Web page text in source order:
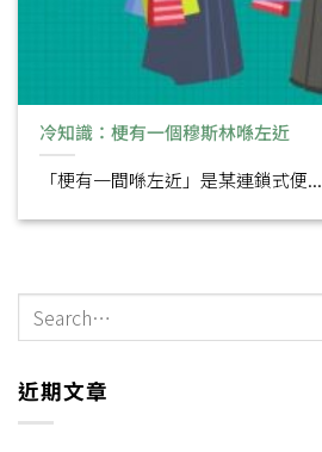
冷知識：梗有一個穆斯林喺左近
「梗有一間喺左近」是某連鎖式便...
近期文章